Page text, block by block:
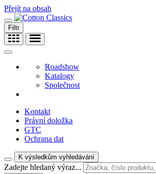
Přejít na obsah
Filtr
Roadshow
Katalogy
Společnost
Kontakt
Právní doložka
GTC
Ochrana dat
K výsledkům vyhledávání
Zadejte hledaný výraz...